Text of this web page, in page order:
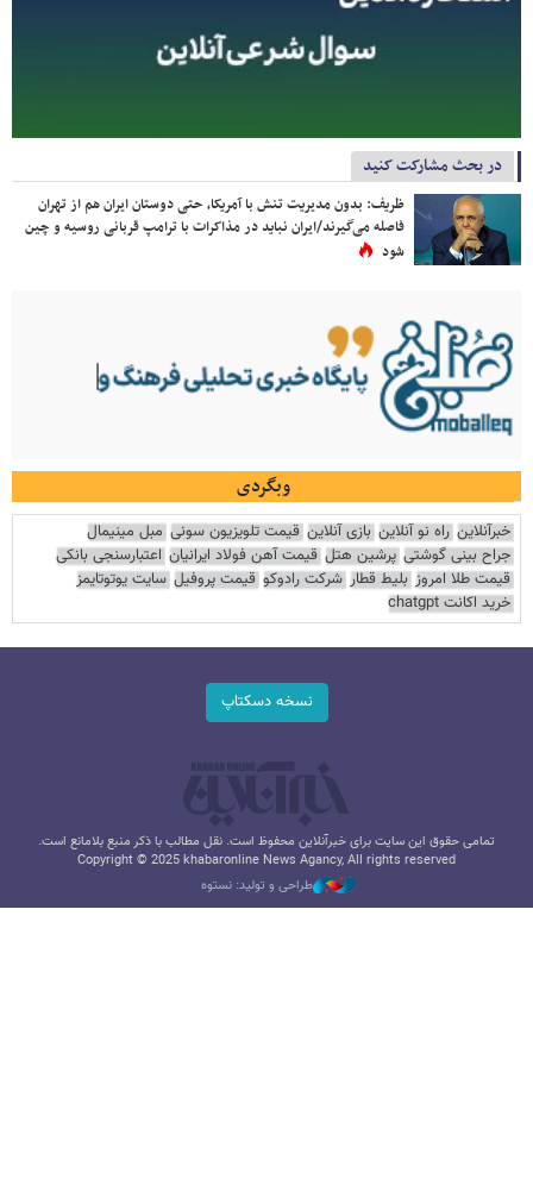
در بحث مشارکت کنید
ظریف: بدون مدیریت تنش با آمریکا، حتی دوستان ایران هم از تهران
فاصله می‌گیرند/ایران نباید در مذاکرات با ترامپ قربانی روسیه و چین
شود
وبگردی
خبرآنلاین راه نو آنلاین بازی آنلاین قیمت تلویزیون سونی مبل مینیمال
جراح بینی گوشتی پرشین هتل قیمت آهن فولاد ایرانیان اعتبارسنجی بانکی
قیمت طلا امروز بلیط قطار شرکت رادوکو قیمت پروفیل سایت یوتوتایمز
خرید اکانت chatgpt
نسخه دسکتاپ
تمامی حقوق این سایت برای خبرآنلاین محفوظ است. نقل مطالب با ذکر منبع بلامانع است.
Copyright © 2025 khabaronline News Agancy, All rights reserved
طراحی و تولید: نستوه